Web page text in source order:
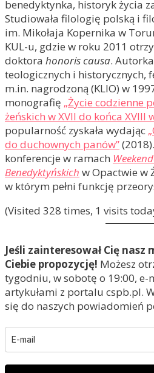
benedyktynka, historyk życia
Studiowała filologię polską i
im. Mikołaja Kopernika w
KUL-u, gdzie w roku 2011
doktora honoris causa.
teologicznych i historycznych,
m.in. nagrodzoną (KLIO) w
monografię „Życie codzienne
żeńskich w XVII do końca XVIII
popularność zyskała wydając
do duchownych panów”
konferencje w ramach
Benedyktyńskich w Opactwie w
w którym pełni funkcję
(Visited 328 times, 1 visits
Jeśli zainteresował Cię nasz
Ciebie propozycję! Możesz
tygodniu, w sobotę o 19:00,
artykułami z portalu cspb.pl.
się do naszych powiadomień